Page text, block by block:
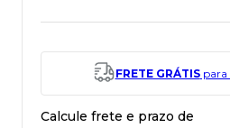
FRETE GRÁTISpara